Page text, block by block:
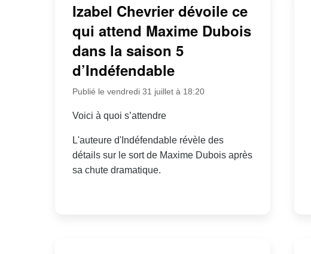
Izabel Chevrier dévoile ce
qui attend Maxime Dubois
dans la saison 5
d’Indéfendable
Publié le vendredi 31 juillet à 18:20
Voici à quoi s’attendre
L'auteure d'Indéfendable révèle des
détails sur le sort de Maxime Dubois après
sa chute dramatique.